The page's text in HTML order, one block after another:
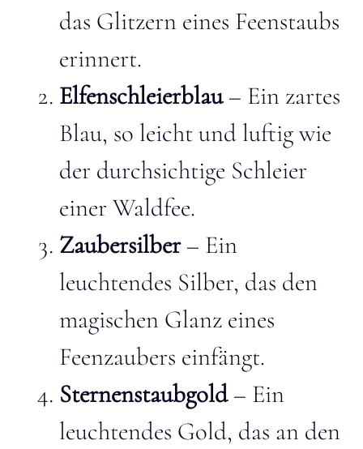
das Glitzern eines Feenstaubs
erinnert.
Elfenschleierblau– Ein zartes
Blau, so leicht und luftig wie
der durchsichtige Schleier
einer Waldfee.
Zaubersilber– Ein
leuchtendes Silber, das den
magischen Glanz eines
Feenzaubers einfängt.
Sternenstaubgold– Ein
leuchtendes Gold, das an den